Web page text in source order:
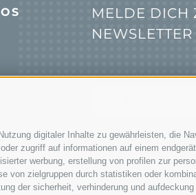
digitaler Inhalte zu gewährleisten, die
zugriff auf informationen auf einem
werbung, erstellung von profilen zur
von zielgruppen durch statistiken oder
der sicherheit, verhinderung und
MELDE DICH
JETZT